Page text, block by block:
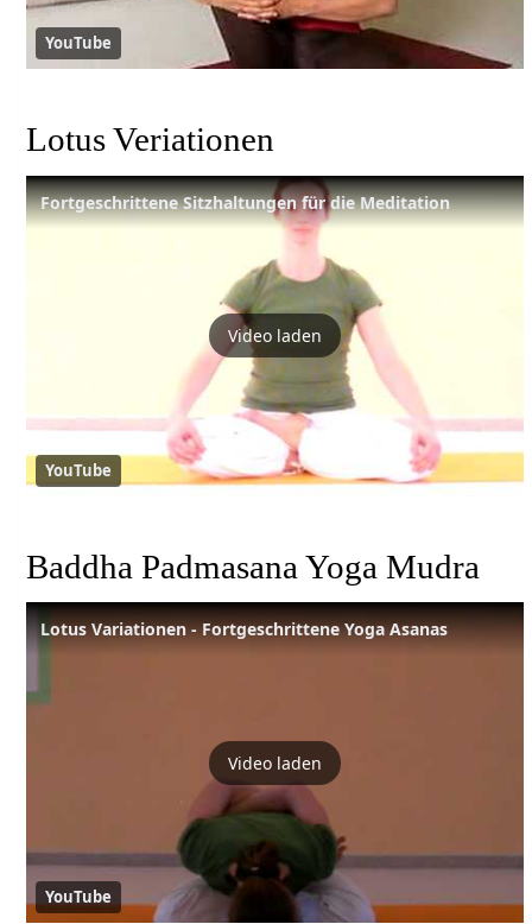
YouTube
Lotus Veriationen
Fortgeschrittene Sitzhaltungen für die Meditation
Video laden
YouTube
Baddha Padmasana Yoga Mudra
Lotus Variationen - Fortgeschrittene Yoga Asanas
Video laden
YouTube